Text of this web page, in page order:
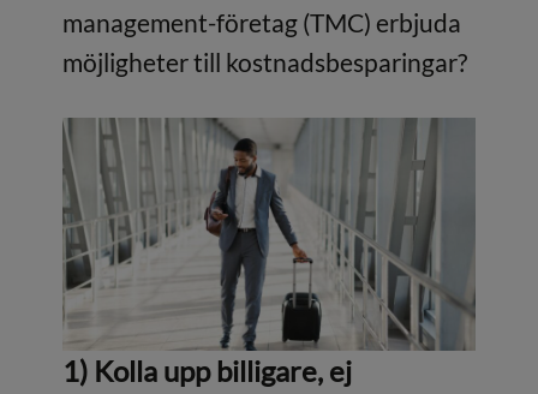
management-företag (TMC) erbjuda
möjligheter till kostnadsbesparingar?
1) Kolla upp billigare, ej